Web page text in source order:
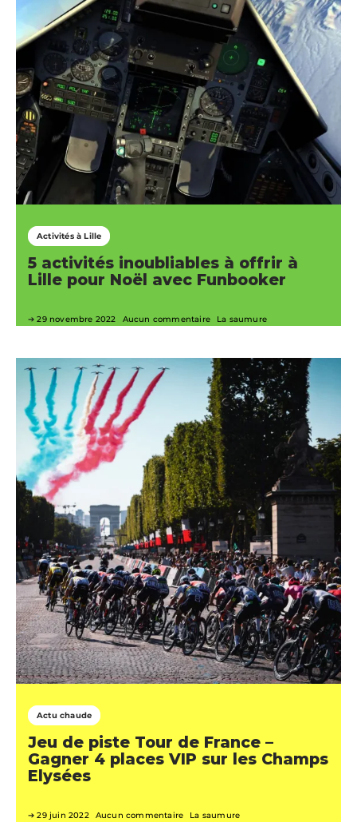
Activités à Lille
5 activités inoubliables à offrir à
Lille pour Noël avec Funbooker
29 novembre 2022 Aucun commentaire La saumure
Actu chaude
Jeu de piste Tour de France –
Gagner 4 places VIP sur les Champs
Elysées
29 juin 2022 Aucun commentaire La saumure